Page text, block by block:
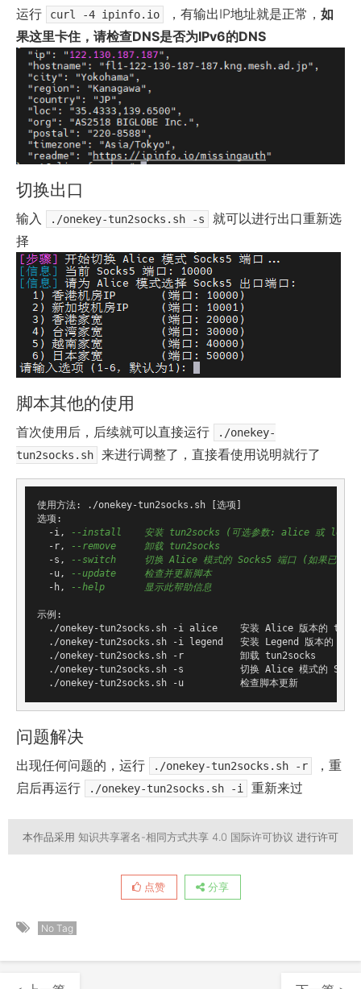
运行 curl -4 ipinfo.io ，有输出IP地址就是正常， 如
果这里卡住，请检查DNS是否为IPv6的DNS
切换出口
输入 ./onekey-tun2socks.sh -s
就可以进行出口重新选
择
脚本其他的使用
首次使用后，后续就可以直接运行
./onekey-
tun2socks.sh
来进行调整了，直接看使用说明就行了
使用方法: ./onekey-tun2socks.sh [选项]
选项:
  -i,
--install    安装 tun2socks (可选参数: alice 或
  -r,
--remove     卸载 tun2socks
  -s,
--switch     切换 Alice 模式的 Socks5 端口 (如果已安装)
  -u,
--update     检查并更新脚本
  -h,
--help       显示此帮助信息
示例:
./onekey-tun2socks.sh -i alice    安装 Alice 版本的
./onekey-tun2socks.sh -i legend   安装 Legend 版本的
  ./onekey-tun2socks.sh -r          卸载 tun2socks
./onekey-tun2socks.sh -s          切换 Alice 模式的
  ./onekey-tun2socks.sh -u          检查脚本更新
问题解决
出现任何问题的，运行 ./onekey-tun2socks.sh -r
，重
启后再运行
./onekey-tun2socks.sh -i 重新来过
本作品采用 知识共享署名-相同方式共享 4.0 国际许可协议 进行许可
点赞 分享
No Tag